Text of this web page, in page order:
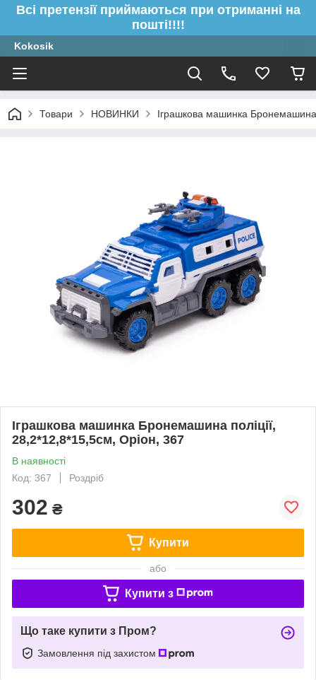
Всі претензії приймаються при отриманні на
пошті!!!!
Kokosik
Товари НОВИНКИ Іграшкова машинка
Іграшкова машинка Бронемашина поліції,
28,2*12,8*15,5см, Оріон, 367
В наявності
Код: 367
Роздріб
302 ₴
Купити
або
Купити з
Що таке купити з Пром?
Замовлення під захистом